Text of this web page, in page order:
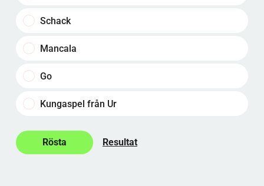
Schack
Mancala
Go
Kungaspel från Ur
Resultat